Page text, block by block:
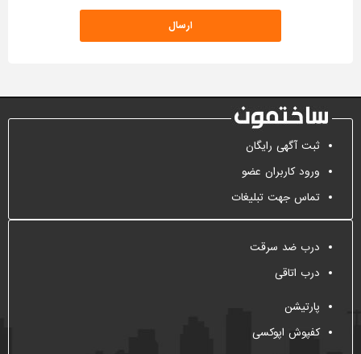
ثبت آگهی رایگان
ورود کاربران عضو
تماس جهت تبلیغات
درب ضد سرقت
درب اتاقی
پارتیشن
کفپوش اپوکسی